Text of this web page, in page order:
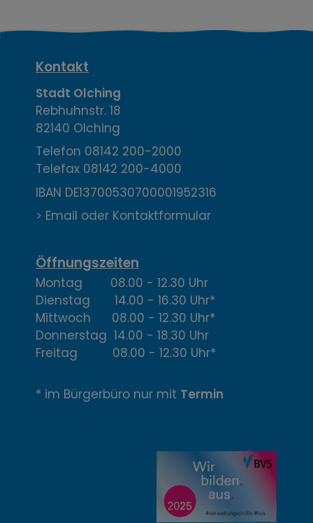
K
o
n
t
a
k
,
Ö
f
f
n
u
Kontakt
Stadt Olching
Rebhuhnstr. 18
82140 Olching
Telefon 08142 200-2000
Telefax 08142 200-4000
IBAN DE13700530700001952316
> Email oder Kontaktformular
Öffnungszeiten
Montag 08.00 - 12.30 Uhr
Dienstag 14.00 - 16.30 Uhr*
Mittwoch 08.00 - 12.30 Uhr*
Donnerstag 14.00 - 18.30 Uhr
Freitag 08.00 - 12.30 Uhr*
* im Bürgerbüro nur mit Termin